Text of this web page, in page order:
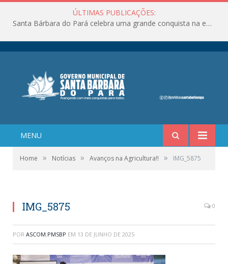
ÚLTIMAS PUBLICAÇÕES:
Santa Bárbara do Pará celebra uma grande conquista na educação!
MENU
Home » Notícias » Avanços na Agricultura!! » IMG_5875
IMG_5875 0
POR ASCOM.PMSBP EM 13 DE JUNHO DE 2025